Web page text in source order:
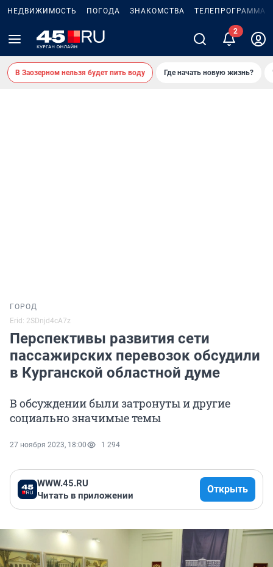
НЕДВИЖИМОСТЬ ПОГОДА ЗНАКОМСТВА ТЕЛЕПРОГРАММА
В Заозерном нельзя будет пить воду Где начать новую жизнь?
ГОРОД
Erid: 2SDnjd4cA7z
Перспективы развития сети
пассажирских перевозок обсудили
в Курганской областной думе
В обсуждении были затронуты и другие
социально значимые темы
27 ноября 2023, 18:00 1 294
WWW.45.RU
Читать в приложении
Открыть